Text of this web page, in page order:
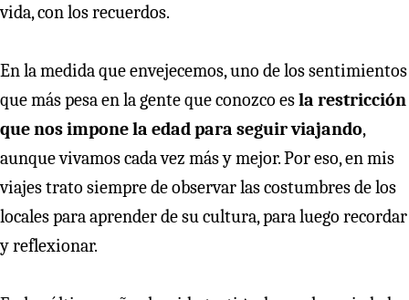
vida, con los recuerdos.
En la medida que envejecemos, uno de los sentimientos
que más pesa en la gente que conozco esla restricción
que nos impone la edad para seguir viajando,
aunque vivamos cada vez más y mejor. Por eso, en mis
viajes trato siempre de observar las costumbres de los
locales para aprender de su cultura, para luego recordar
y reflexionar.